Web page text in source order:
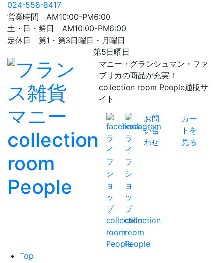
024-558-8417
営業時間 AM10:00-PM6:00
土・日・祭日 AM10:00-PM6:00
定休日 第1・第3日曜日・月曜日
第5日曜日
マニー・グランシュマン・ファ
ブリカの商品が充実！
collection room People通販サ
イト
お問
い合
わせ
カー
トを
見る
Top